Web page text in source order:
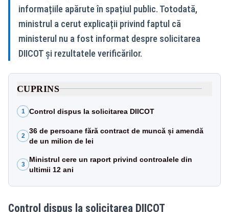
informațiile apărute în spațiul public. Totodată,
ministrul a cerut explicații privind faptul că
ministerul nu a fost informat despre solicitarea
DIICOT și rezultatele verificărilor.
CUPRINS
1 Control dispus la solicitarea DIICOT
2
36 de persoane fără contract de muncă și amendă
de un milion de lei
3
Ministrul cere un raport privind controalele din
ultimii 12 ani
Control dispus la solicitarea DIICOT